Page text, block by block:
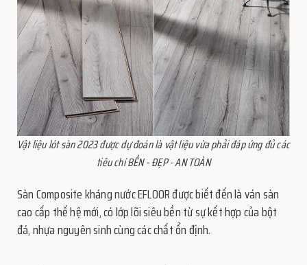
Vật liệu lót sàn 2023 được dự đoán là vật liệu vừa phải đáp ứng đủ các
tiêu chí BỀN - ĐẸP - AN TOÀN
Sàn Composite kháng nước EFLOOR được biết đến là ván sàn
cao cấp thế hệ mới, có lớp lõi siêu bền từ sự kết hợp của bột
đá, nhựa nguyên sinh cùng các chất ổn định.